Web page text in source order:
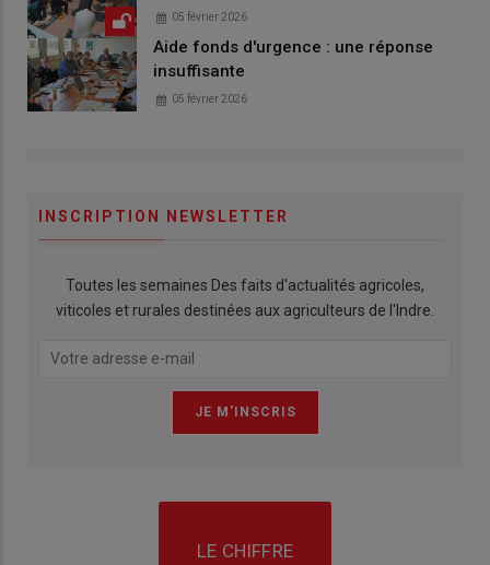
05 février 2026
Aide fonds d'urgence : une réponse
insuffisante
05 février 2026
INSCRIPTION NEWSLETTER
Toutes les semaines Des faits d'actualités agricoles,
viticoles et rurales destinées aux agriculteurs de l'Indre.
LE CHIFFRE